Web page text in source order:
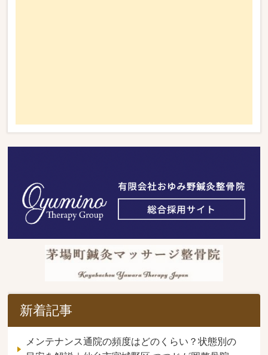
新着記事
メンテナンス通院の頻度はどのくらい？状態別の